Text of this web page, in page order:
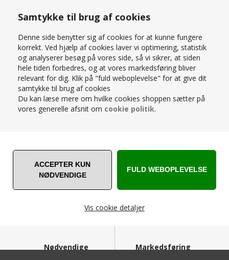
Samtykke til brug af cookies
Denne side benytter sig af cookies for at kunne fungere
korrekt. Ved hjælp af cookies laver vi optimering, statistik
og analyserer besøg på vores side, så vi sikrer, at siden
hele tiden forbedres, og at vores markedsføring bliver
relevant for dig. Klik på "fuld weboplevelse" for at give dit
samtykke til brug af cookies
Du kan læse mere om hvilke cookies shoppen sætter på
vores generelle afsnit om cookie politik.
Vis cookie detaljer
Nødvendige Markedsføring
diameter 300 cm. Det giver en slidstærk og minimalistisk
parasol med en lang levetid. Sunshade giver en vibe af
eksklusivitet og sommerstemning, og med et matchende
havemøbelsæt kan Sunshade løfter din terrasse til et nyt
niveau.
Dimensioner:
Højde: 247 cm
​​​​​​​Vægt: 6,2 kg
PRISMATCH – KONTAKT OS HER
SPØRG OS